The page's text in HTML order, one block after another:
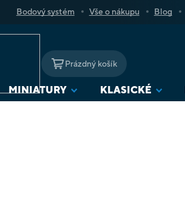
Bodový systém Vše o nákupu Blog
NÁKUPNÍ
KOŠÍK
Prázdný košík
MINIATURY KLASICKÉ